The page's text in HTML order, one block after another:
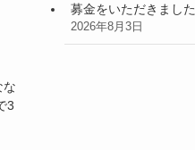
な
3
募金をいただきました
2026年8月3日